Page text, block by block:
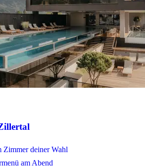
Zimmer deiner Wahl
am Abend